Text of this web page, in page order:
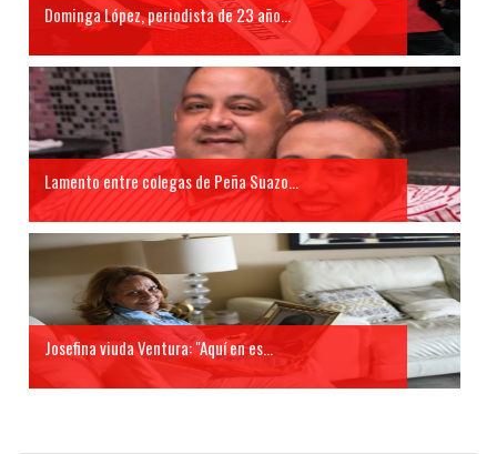
Dominga López, periodista de 23 año...
Lamento entre colegas de Peña Suazo...
Josefina viuda Ventura: "Aquí en es...